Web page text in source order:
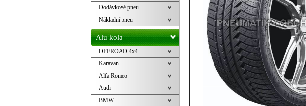
Dodávkové pneu
Nákladní pneu
Alu kola
OFFROAD 4x4
Karavan
Alfa Romeo
Audi
BMW